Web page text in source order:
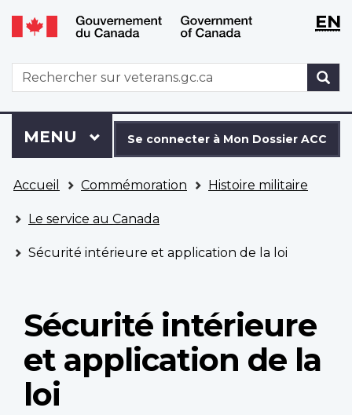
Aller
au
principal
Passer
à
version
HTML
simplifiée
WxT
WxTEN
WxT
Search
form
connecter
à
Dossier
ACC
Se connecter à Mon Dossier ACC
Menu
MENU PRINCIPAL
êtes
ici
Accueil Commémoration Histoire militaire
Le service au Canada
Sécurité intérieure et application de la loi
Sécurité intérieure
et application de la
loi